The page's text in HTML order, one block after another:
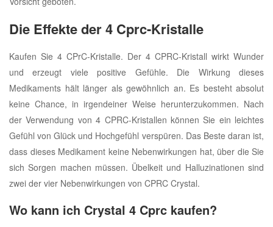
Die Effekte der 4 Cprc-Kristalle
Kaufen Sie 4 CPrC-Kristalle. Der 4 CPRC-Kristall wirkt Wunder
und erzeugt viele positive Gefühle. Die Wirkung dieses
Medikaments hält länger als gewöhnlich an. Es besteht absolut
keine Chance, in irgendeiner Weise herunterzukommen. Nach
der Verwendung von 4 CPRC-Kristallen können Sie ein leichtes
Gefühl von Glück und Hochgefühl verspüren. Das Beste daran ist,
dass dieses Medikament keine Nebenwirkungen hat, über die Sie
sich Sorgen machen müssen. Übelkeit und Halluzinationen sind
zwei der vier Nebenwirkungen von CPRC Crystal.
Wo kann ich Crystal 4 Cprc kaufen?